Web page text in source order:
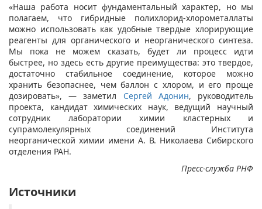
«Наша работа носит фундаментальный характер, но мы
полагаем, что гибридные полихлорид-хлорометаллаты
можно использовать как удобные твердые хлорирующие
реагенты для органического и неорганического синтеза.
Мы пока не можем сказать, будет ли процесс идти
быстрее, но здесь есть другие преимущества: это твердое,
достаточно стабильное соединение, которое можно
хранить безопаснее, чем баллон с хлором, и его проще
дозировать», — заметил
Сергей Адонин, руководитель
проекта, кандидат химических наук, ведущий научный
сотрудник лаборатории химии кластерных и
супрамолекулярных соединений
Института
неорганической химии имени А. В. Николаева Сибирского
отделения РАН.
Пресс-служба РНФ
Источники